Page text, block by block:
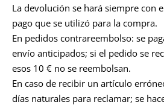
La devolución se hará siempre con
pago que se utilizó para la compra.
En pedidos contrareembolso: se
envío anticipados; si el pedido se
esos 10 € no se reembolsan.
En caso de recibir un artículo
días naturales para reclamar; se